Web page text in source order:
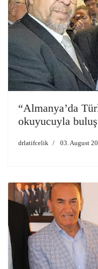
“Almanya’da
okuyucuyla
drlatifcelik 03. August